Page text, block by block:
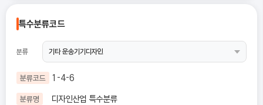
특수분류코드
분류
분류코드 1-4-6
분류명 디자인산업 특수분류